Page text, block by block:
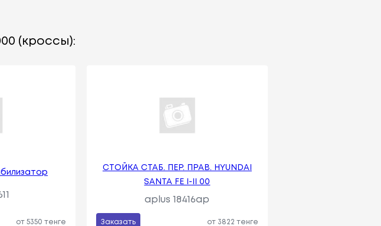
(кроссы):
от 5350 тенге
CТОЙКА СТАБ. ПЕР. ПРАВ. HYUNDAI
SANTA FE I-II 00
aplus 18416ap
Заказать от 3822 тенге